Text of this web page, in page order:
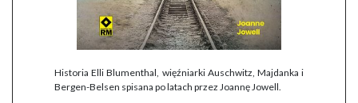
Historia Elli Blumenthal, więźniarki Auschwitz, Majdanka i
Bergen-Belsen spisana po latach przez Joannę Jowell.